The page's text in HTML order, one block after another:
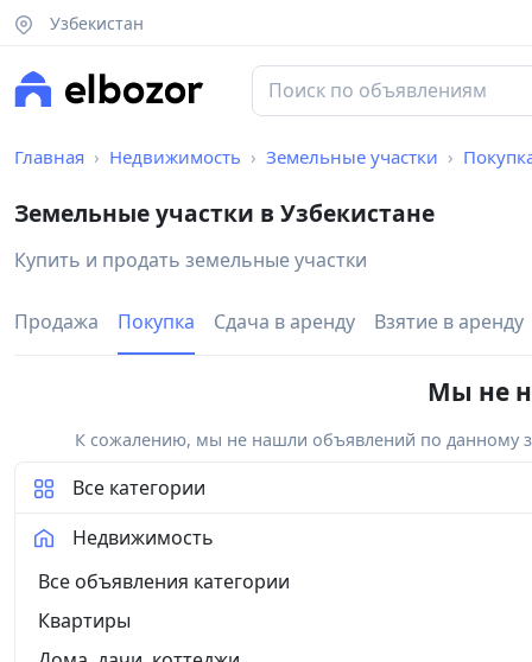
Узбекистан
Главная Недвижимость Земельные участки
Земельные участки в Узбекистане
Купить и продать земельные участки
Продажа Покупка Сдача в аренду Взятие в аренду
Мы не
К сожалению, мы не нашли объявлений по данному
Все категории
Недвижимость
Все объявления категории
Квартиры